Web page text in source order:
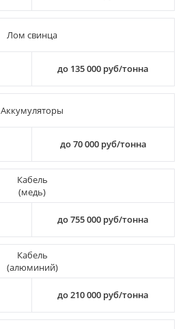
Лом свинца
до 135 000 руб/тонна
Аккумуляторы
до 70 000 руб/тонна
Кабель
(медь)
до 755 000 руб/тонна
Кабель
(алюминий)
до 210 000 руб/тонна